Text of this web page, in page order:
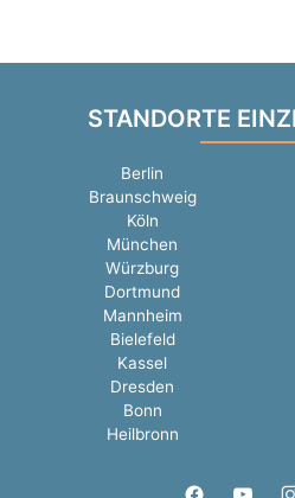
STANDORTE
Berlin
Braunschweig
Köln
München
Würzburg
Dortmund
Mannheim
Bielefeld
Kassel
Dresden
Bonn
Heilbronn